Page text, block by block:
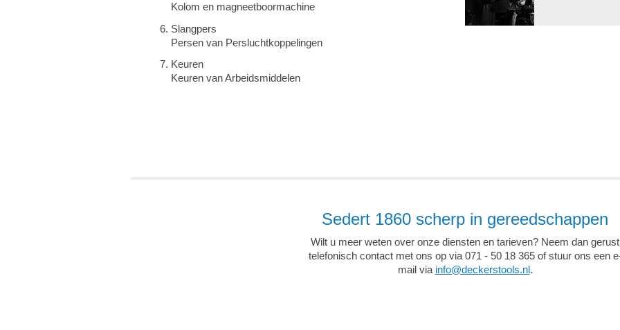
Kolom en magneetboormachine
Slangpers
Persen van Persluchtkoppelingen
Keuren
Keuren van Arbeidsmiddelen
Sedert 1860 scherp in gereedschappen
Wilt u meer weten over onze diensten en tarieven? Neem dan gerust
telefonisch contact met ons op via 071 - 50 18 365 of stuur ons een
mail via info@deckerstools.nl.